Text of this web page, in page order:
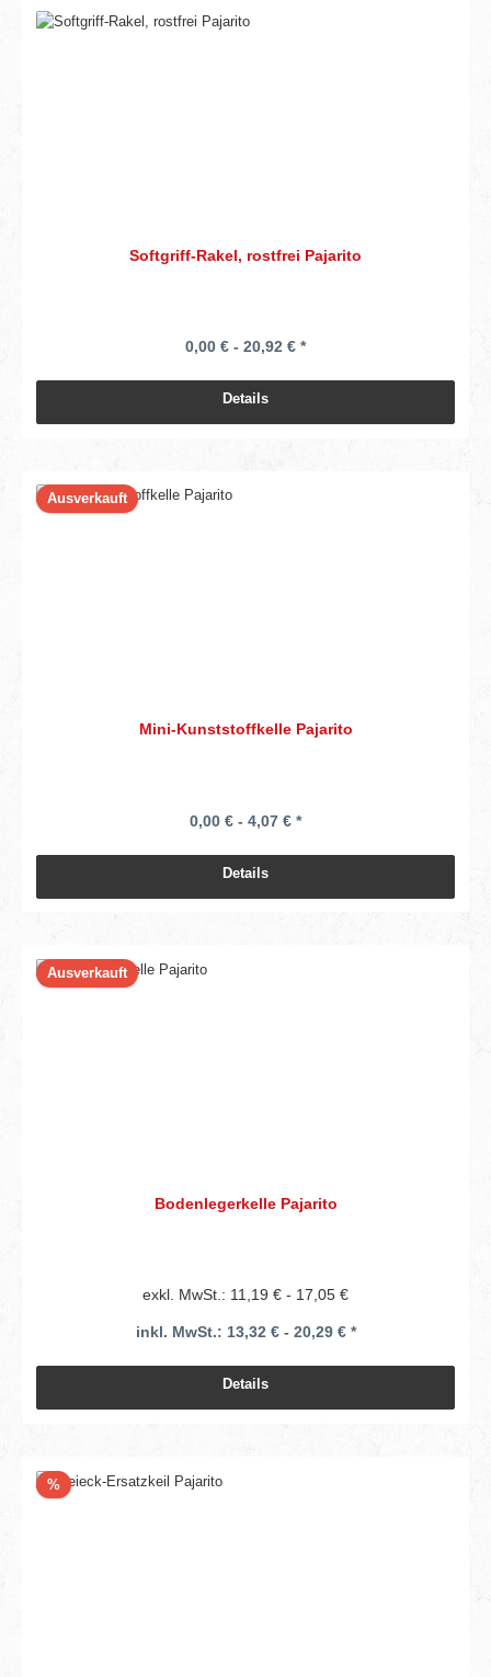
Softgriff-Rakel, rostfrei Pajarito
0,00 € - 20,92 € *
Details
Ausverkauft
Mini-Kunststoffkelle Pajarito
0,00 € - 4,07 € *
Details
Ausverkauft
Bodenlegerkelle Pajarito
exkl. MwSt.: 11,19 € - 17,05 €
inkl. MwSt.: 13,32 € - 20,29 € *
Details
%Rabatt